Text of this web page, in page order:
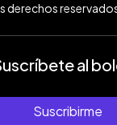
derechos
al
Suscribirme